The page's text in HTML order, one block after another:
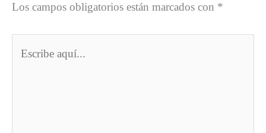
Los campos obligatorios están marcados con *